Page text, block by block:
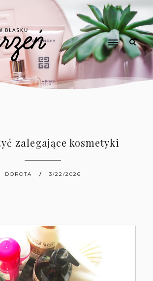
zalegające kosmetyki
DOROTA 3/22/2026